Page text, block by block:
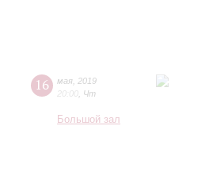
16 мая 2019
20:00 Чт
Большой зал